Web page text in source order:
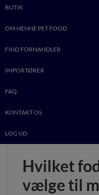
BUTIK
OM HENNE PET FOOD
FIND FORHANDLER
IMPORTØRER
FAQ
KONTAKT OS
LOG UD
Hvilket
vælge til